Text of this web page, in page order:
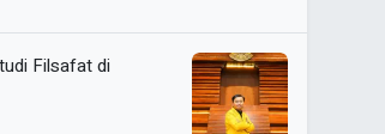
Filsafat di